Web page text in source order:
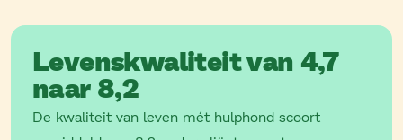
Levenskwaliteit van 4,7
naar 8,2
De kwaliteit van leven mét hulphond scoort